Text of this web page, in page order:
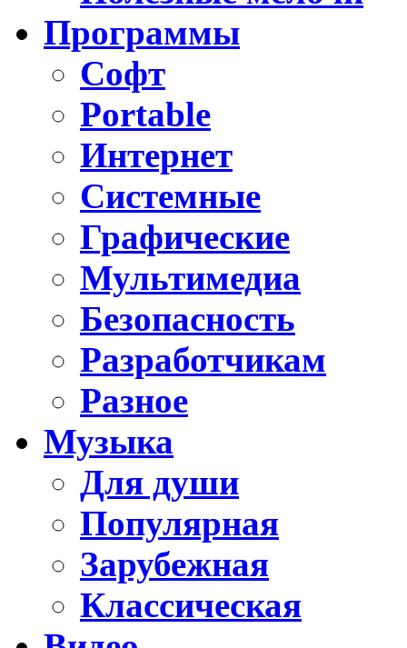
Программы
Софт
Portable
Интернет
Системные
Графические
Мультимедиа
Безопасность
Разработчикам
Разное
Музыка
Для души
Популярная
Зарубежная
Классическая